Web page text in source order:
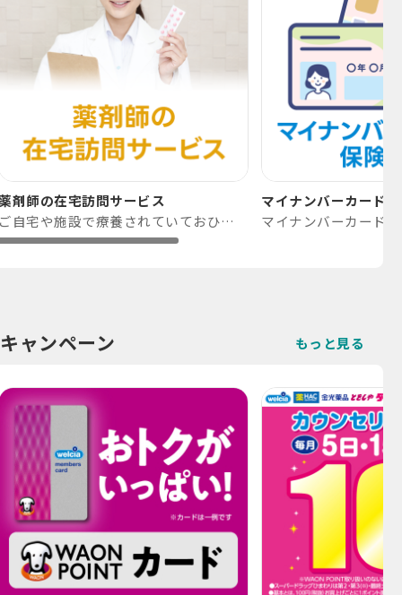
剤師の在宅訪問サービス
ご自宅や施設で療養されていておひとりで通院できない、または介助が必要な方で主治医による指示がある方にご利用いただけます。
マイナンバーカード
キャンペーン もっと見る